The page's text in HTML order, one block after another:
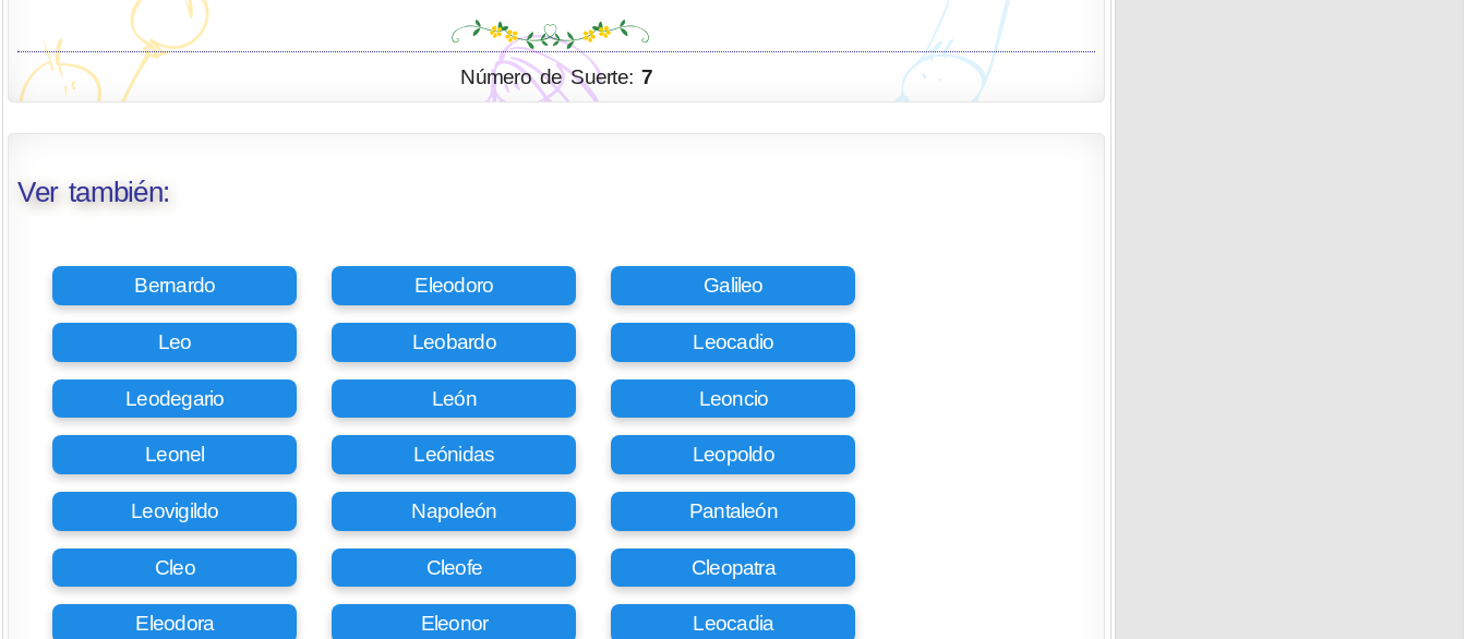
Número de Suerte:7
Ver también:
Bernardo Eleodoro Galileo
Leo Leobardo Leocadio
Leodegario León Leoncio
Leonel Leónidas Leopoldo
Leovigildo Napoleón Pantaleón
Cleo Cleofe Cleopatra
Eleodora Eleonor Leocadia